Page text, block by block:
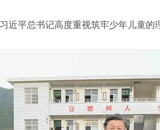
近平总书记高度重视筑牢少年儿童的